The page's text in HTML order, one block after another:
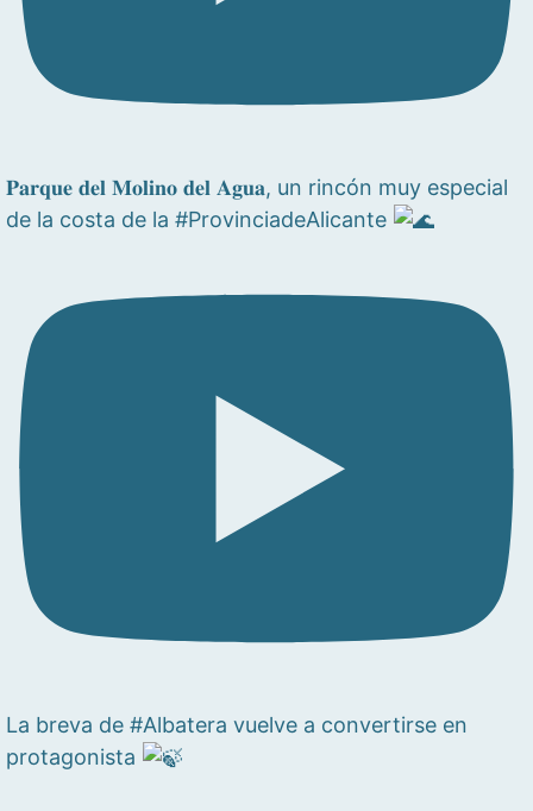
𝐏𝐚𝐫𝐪𝐮𝐞 𝐝𝐞𝐥 𝐌𝐨𝐥𝐢𝐧𝐨 𝐝𝐞𝐥 𝐀𝐠𝐮𝐚, un rincón muy especial
de la costa de la #ProvinciadeAlicante
La breva de #Albatera vuelve a convertirse en
protagonista